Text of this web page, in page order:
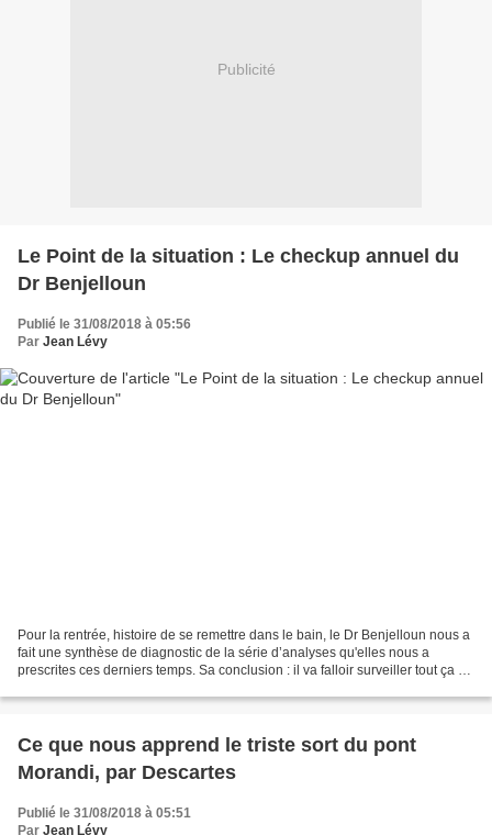
Publicité
Le Point de la situation : Le checkup annuel du
Dr Benjelloun
Publié le 31/08/2018 à 05:56
Par Jean Lévy
Pour la rentrée, histoire de se remettre dans le bain, le Dr Benjelloun nous a
fait une synthèse de diagnostic de la série d’analyses qu'elles nous a
prescrites ces derniers temps. Sa conclusion : il va falloir surveiller tout ça de
Ce que nous apprend le triste sort du pont
Morandi, par Descartes
Publié le 31/08/2018 à 05:51
Par Jean Lévy